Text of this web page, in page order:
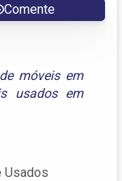
Comente
móveis em
usados em
Usados